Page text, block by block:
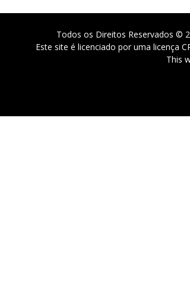
Todos os Direitos Reservados ©
Este site é licenciado por uma licença
This